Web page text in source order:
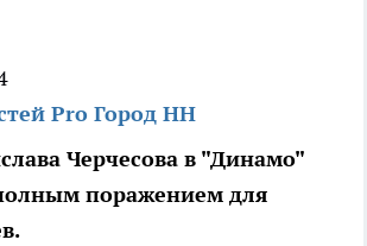
Pro Город НН
Черчесова в "Динамо"
поражением для